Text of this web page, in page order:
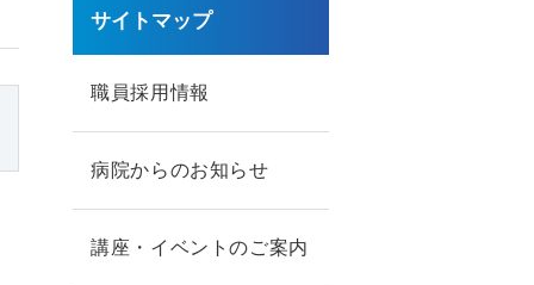
サイトマップ
職員採用情報
病院からのお知らせ
講座・イベントのご案内